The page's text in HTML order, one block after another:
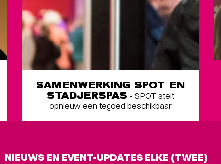
SAMENWERKING SPOT EN
STADJERSPAS - SPOT stelt
opnieuw een tegoed beschikbaar
NIEUWS EN EVENT-UPDATES ELKE (TWEE)